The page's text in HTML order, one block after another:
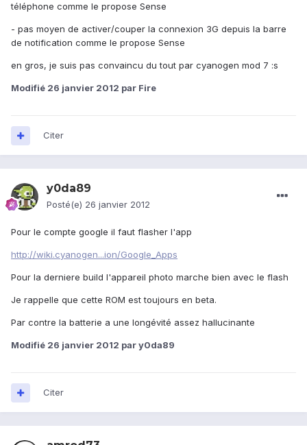
téléphone comme le propose Sense
- pas moyen de activer/couper la connexion 3G depuis la barre
de notification comme le propose Sense
en gros, je suis pas convaincu du tout par cyanogen mod 7 :s
Modifié 26 janvier 2012 par Fire
Citer
y0da89
Posté(e) 26 janvier 2012
Pour le compte google il faut flasher l'app
http://wiki.cyanogen...ion/Google_Apps
Pour la derniere build l'appareil photo marche bien avec le flash
Je rappelle que cette ROM est toujours en beta.
Par contre la batterie a une longévité assez hallucinante
Modifié 26 janvier 2012 par y0da89
Citer